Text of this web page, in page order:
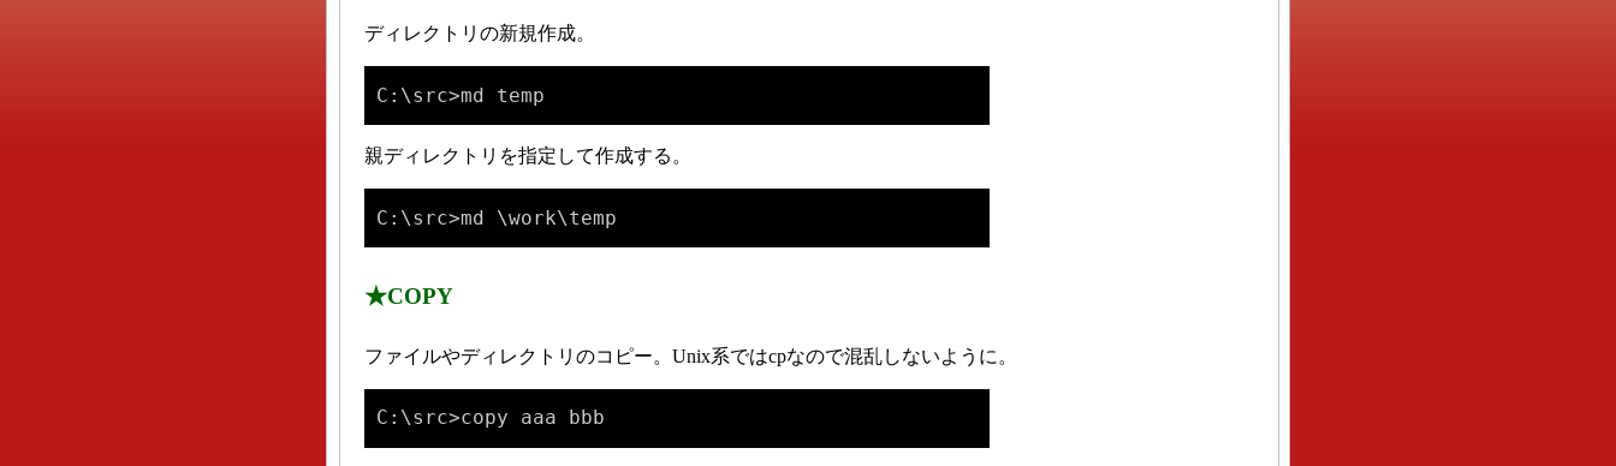
ディレクトリの新規作成。
C:\src>md temp
親ディレクトリを指定して作成する。
C:\src>md \work\temp
★COPY
ファイルやディレクトリのコピー。Unix系ではcpなので混乱しないように。
C:\src>copy aaa bbb